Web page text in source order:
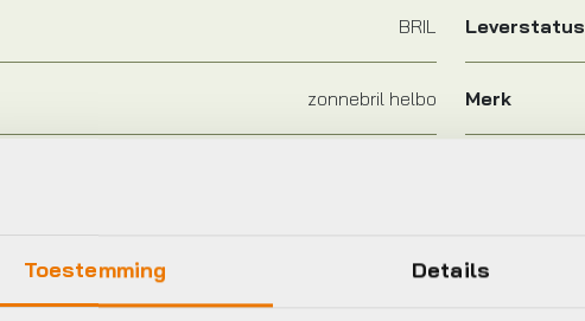
Toestemming Details
BRIL Leverstatus
zonnebril helbo Merk